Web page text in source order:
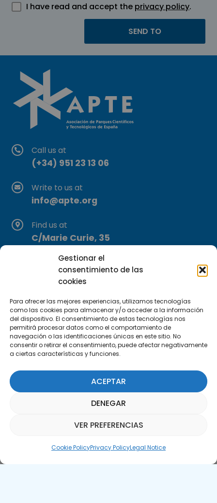
Gestionar el
consentimiento de las
cookies
Para ofrecer las mejores experiencias, utilizamos tecnologías
como las cookies para almacenar y/o acceder a la información
del dispositivo. El consentimiento de estas tecnologías nos
permitirá procesar datos como el comportamiento de
navegación o las identificaciones únicas en este sitio. No
consentir o retirar el consentimiento, puede afectar negativamente
a ciertas características y funciones.
ACEPTAR
DENEGAR
VER PREFERENCIAS
Cookie PolicyPrivacy PolicyLegal Notice
I have read and accept the privacy policy.
Call us at
(+34) 951 23 13 06
Write to us at
info@apte.org
Find us at
C/Marie Curie, 35
Subscribe to our Newsletter
SUBSCRIBE HERE